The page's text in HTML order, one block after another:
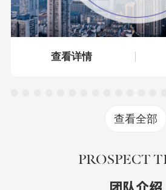
查看详情
查看全部
PROSPECT